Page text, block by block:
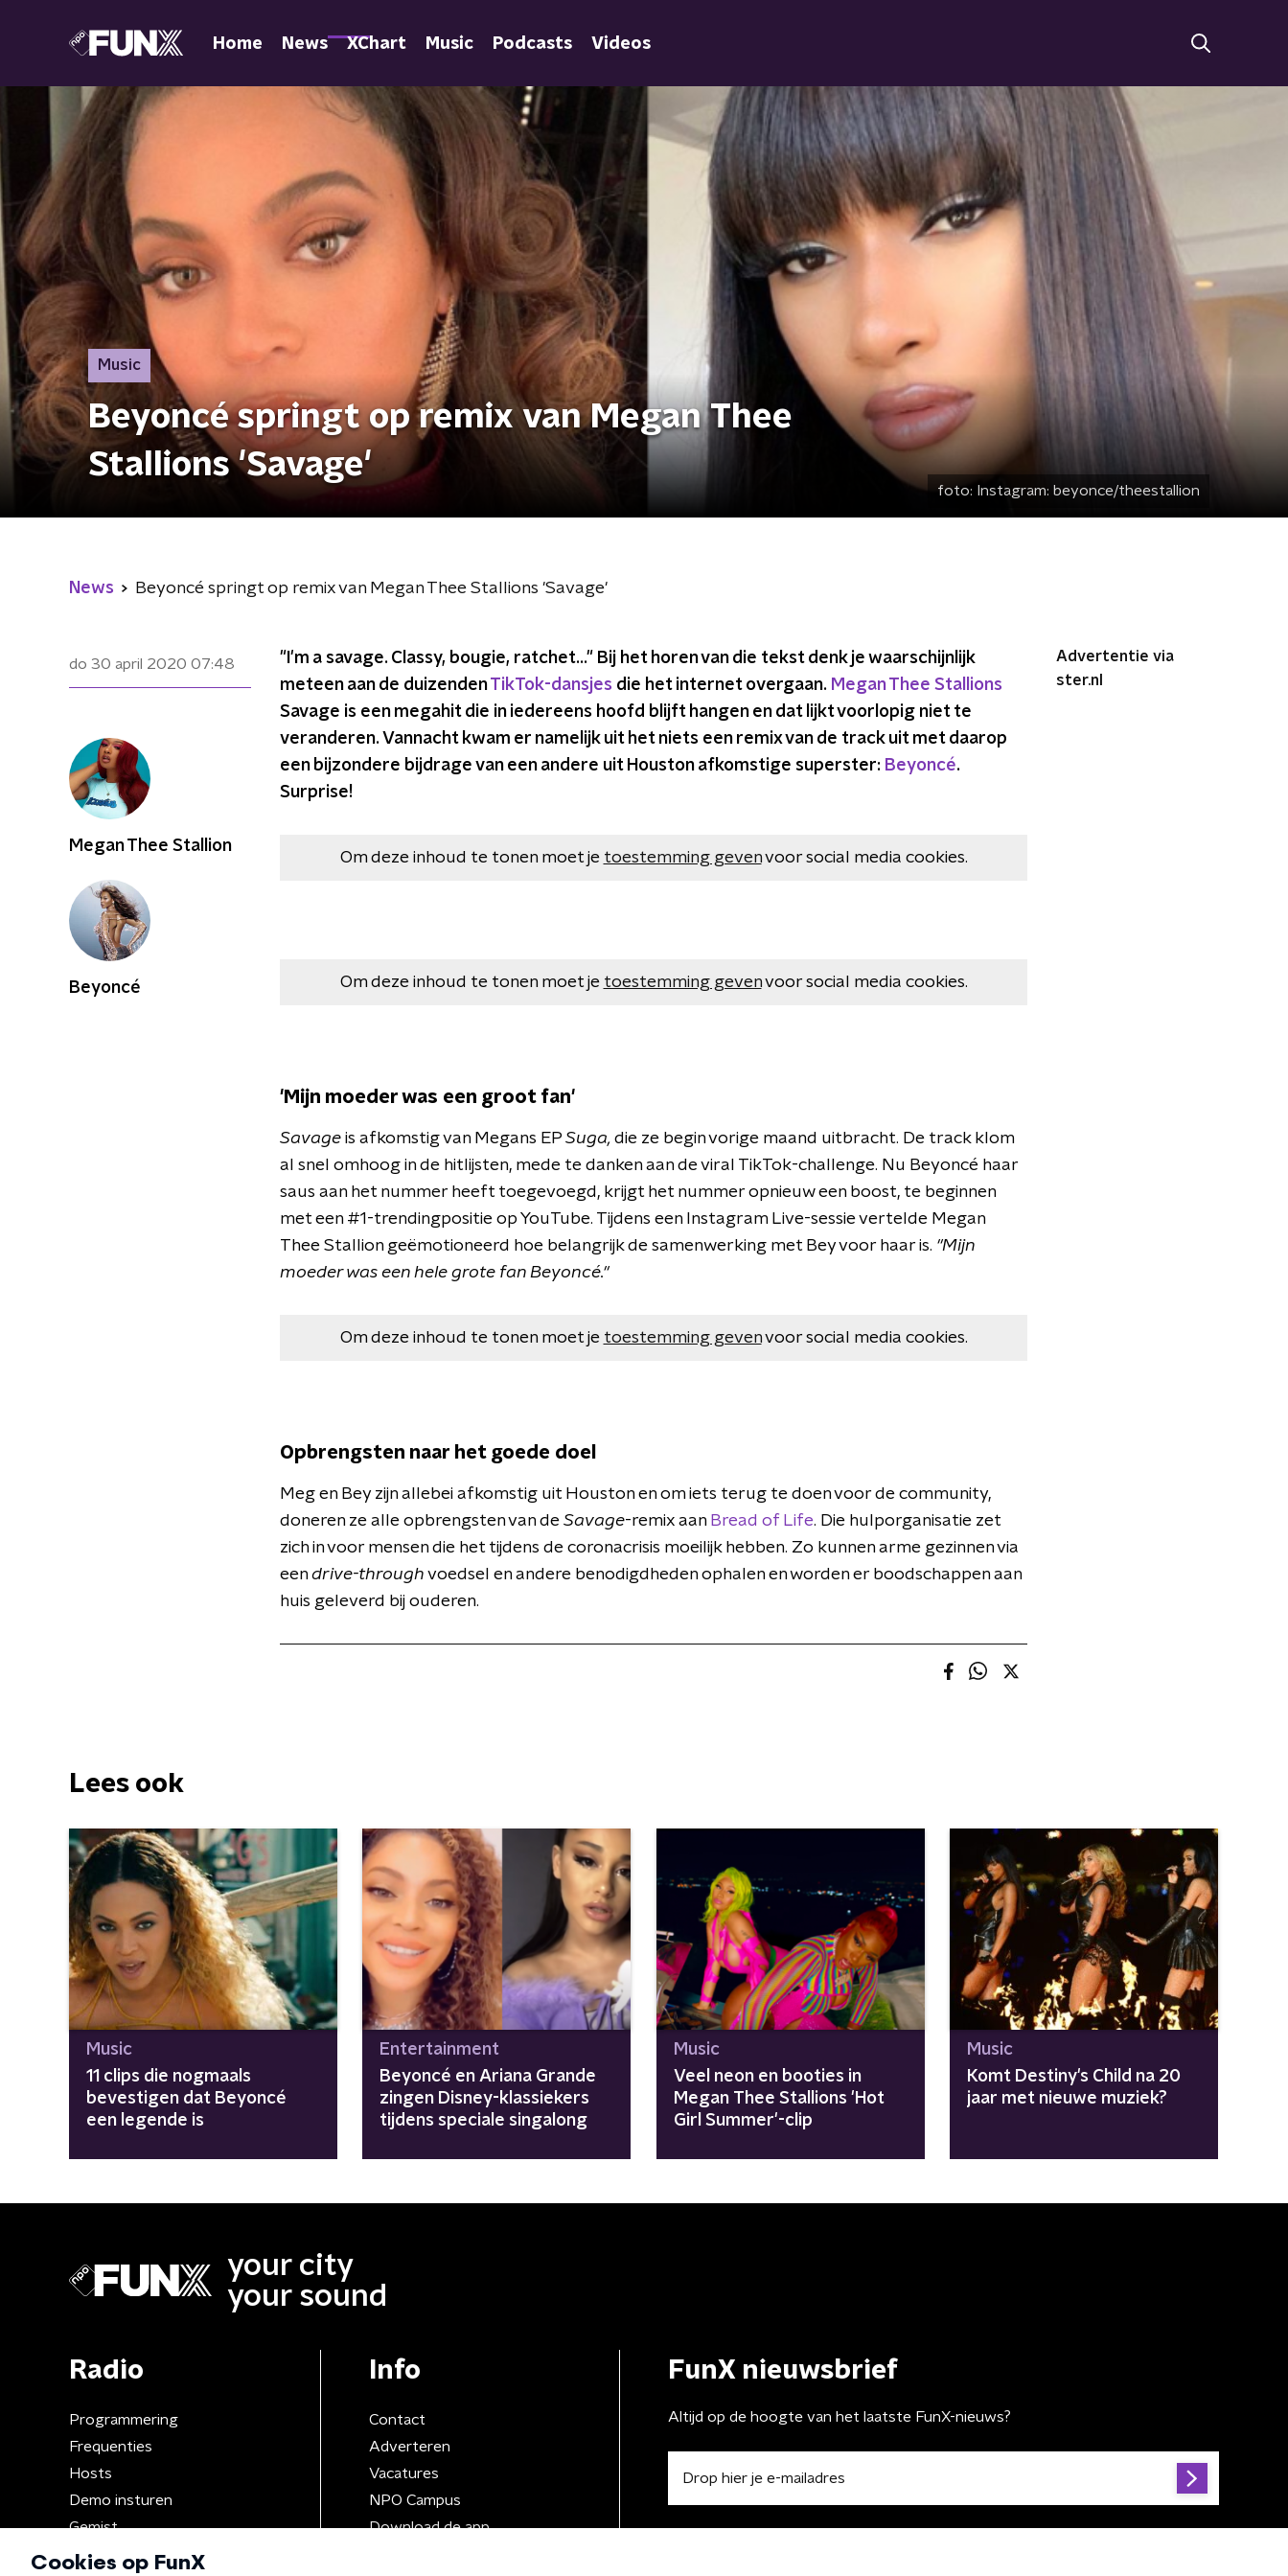
Home News XChart Music Podcasts Videos
Music
Beyoncé springt op remix van Megan Thee
Stallions 'Savage'
foto: Instagram: beyonce/theestallion
News Beyoncé springt op remix van Megan Thee Stallions 'Savage'
do 30 april 2020 07:48
"I'm a savage. Classy, bougie, ratchet..." Bij het horen van die tekst denk je waarschijnlijk
meteen aan de duizendenTikTok-dansjes die het internet overgaan. Megan Thee Stallions
Savage is een megahit die in iedereens hoofd blijft hangen en dat lijkt voorlopig niet te
veranderen. Vannacht kwam er namelijk uit het niets een remix van de track uit met daarop
een bijzondere bijdrage van een andere uit Houston afkomstige superster: Beyoncé.
Surprise!
Om deze inhoud te tonen moet je toestemming gevenvoor social media cookies.
Om deze inhoud te tonen moet je toestemming gevenvoor social media cookies.
'Mijn moeder was een groot fan'
Savage is afkomstig van Megans EP Suga, die ze begin vorige maand uitbracht. De track klom
al snel omhoog in de hitlijsten, mede te danken aan de viral TikTok-challenge. Nu Beyoncé haar
saus aan het nummer heeft toegevoegd, krijgt het nummer opnieuw een boost, te beginnen
met een #1-trendingpositie op YouTube. Tijdens een Instagram Live-sessie vertelde Megan
Thee Stallion geëmotioneerd hoe belangrijk de samenwerking met Bey voor haar is. "Mijn
moeder was een hele grote fan Beyoncé."
Om deze inhoud te tonen moet je toestemming gevenvoor social media cookies.
Opbrengsten naar het goede doel
Meg en Bey zijn allebei afkomstig uit Houston en om iets terug te doen voor de community,
doneren ze alle opbrengsten van de Savage-remix aan Bread of Life. Die hulporganisatie zet
zich in voor mensen die het tijdens de coronacrisis moeilijk hebben. Zo kunnen arme gezinnen via
eendrive-through voedsel en andere benodigdheden ophalen en worden er boodschappen aan
huis geleverd bij ouderen.
Advertentie via
ster.nl
Megan Thee Stallion
Beyoncé
Lees ook
Music
11 clips die nogmaals
bevestigen dat Beyoncé
een legende is
Entertainment
Beyoncé en Ariana Grande
zingen Disney-klassiekers
tijdens speciale singalong
Music
Veel neon en booties in
Megan Thee Stallions 'Hot
Girl Summer'-clip
Music
Komt Destiny's Child na 20
jaar met nieuwe muziek?
your city
your sound
Radio
Programmering
Frequenties
Hosts
Demo insturen
Gemist
Info
Contact
Adverteren
Vacatures
NPO Campus
Download de app
FunX nieuwsbrief
Altijd op de hoogte van het laatste FunX-nieuws?